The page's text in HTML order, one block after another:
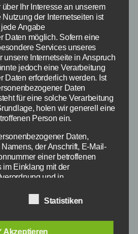
geht es nun in die
Electronic Arts
erscheinen wieder
U. Wir haben einen kurzen
Ihr Interesse an unserem
der Internetseiten ist
Angabe
Daten möglich. Sofern eine
Services unseres
unsere Internetseite in Anspruch
jedoch eine Verarbeitung
Daten erforderlich werden. Ist
Daten
für eine solche Verarbeitung
holen wir generell eine
Person ein.
Daten,
der Anschrift, E-Mail-
einer betroffenen
im Einklang mit der
und in
genutzten und
Statistiken
Akzeptieren